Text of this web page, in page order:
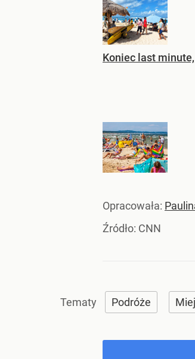
Koniec last
Opracowała:
Źródło: CNN
Podróże